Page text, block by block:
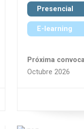
Presencial
E-learning
Próxima
Octubre 2026